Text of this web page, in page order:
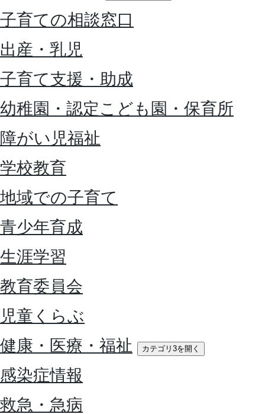
子育ての相談窓口
出産・乳児
子育て支援・助成
幼稚園・認定こども園・保育所
障がい児福祉
学校教育
地域での子育て
青少年育成
生涯学習
教育委員会
児童くらぶ
健康・医療・福祉
カテゴリ3を開く
感染症情報
救急・急病